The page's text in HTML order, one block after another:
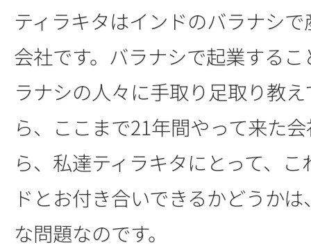
ティラキタはインドのバラナシ
会社です。バラナシで起業する
ラナシの人々に手取り足取り教
ら、ここまで21年間やって来た
ら、私達ティラキタにとって、
ドとお付き合いできるかどうか
な問題なのです。